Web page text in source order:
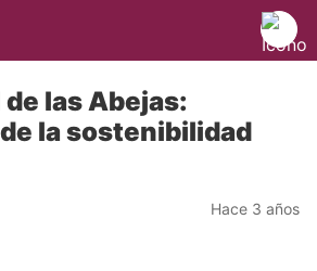
las Abejas:
la sostenibilidad
Hace 3 años